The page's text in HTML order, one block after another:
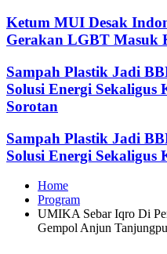
Ketum MUI Desak
Gerakan LGBT Masuk
Sampah Plastik Jadi
Solusi Energi
Sorotan
Sampah Plastik Jadi
Solusi Energi
Home
Program
UMIKA Sebar Iqro Di
Gempol Anjun